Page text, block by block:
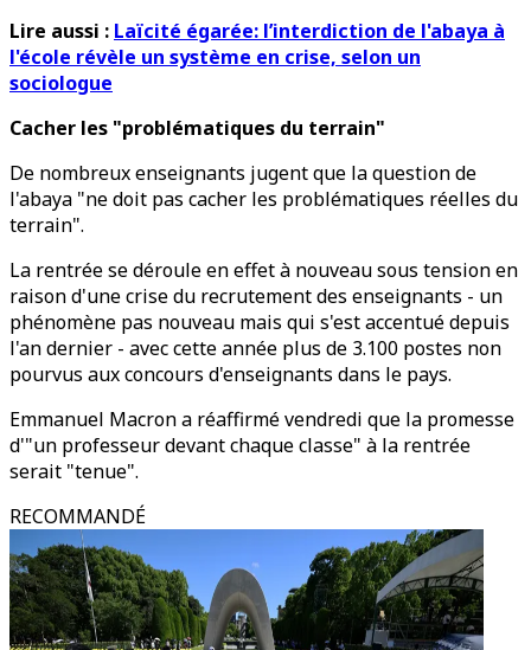
Lire aussi : Laïcité égarée: l’interdiction de l'abaya à
l'école révèle un système en crise, selon un
sociologue
Cacher les "problématiques du terrain"
De nombreux enseignants jugent que la question de
l'abaya "ne doit pas cacher les problématiques réelles du
terrain".
La rentrée se déroule en effet à nouveau sous tension en
raison d'une crise du recrutement des enseignants - un
phénomène pas nouveau mais qui s'est accentué depuis
l'an dernier - avec cette année plus de 3.100 postes non
pourvus aux concours d'enseignants dans le pays.
Emmanuel Macron a réaffirmé vendredi que la promesse
d'"un professeur devant chaque classe" à la rentrée
serait "tenue".
RECOMMANDÉ